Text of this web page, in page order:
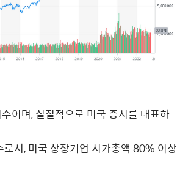
이며, 실질적으로 미국 증시를 대표하
서, 미국 상장기업 시가총액 80% 이상